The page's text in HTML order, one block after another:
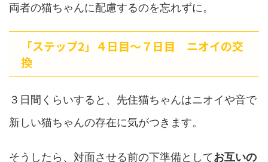
両者の猫ちゃんに配慮するのを忘れずに。
「ステップ2」４日目〜７日目 ニオイの交
換
３日間くらいすると、先住猫ちゃんはニオイや音で
新しい猫ちゃんの存在に気がつきます。
そうしたら、対面させる前の下準備としてお互いの